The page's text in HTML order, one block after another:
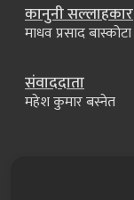
कानुनी सल्लाहकार
माधव प्रसाद बास्कोटा
संवाददाता
महेश कुमार बस्नेत